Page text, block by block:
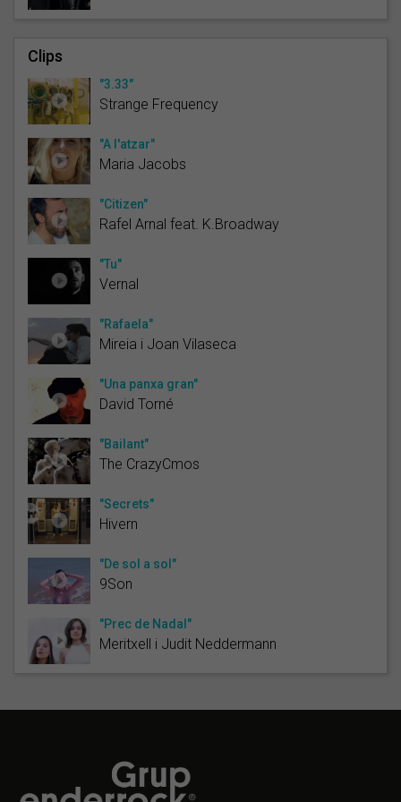
Clips
"3.33"
Strange Frequency
"A l'atzar"
Maria Jacobs
"Citizen"
Rafel Arnal feat. K.Broadway
"Tu"
Vernal
"Rafaela"
Mireia i Joan Vilaseca
"Una panxa gran"
David Torné
"Bailant"
The CrazyCmos
"Secrets"
Hivern
"De sol a sol"
9Son
"Prec de Nadal"
Meritxell i Judit Neddermann